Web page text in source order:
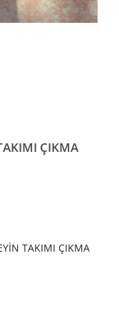
ÇIKMA
TAKIMI ÇIKMA